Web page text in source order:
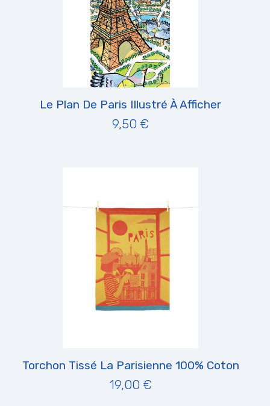
Le Plan De Paris Illustré À Afficher
9,50 €
Torchon Tissé La Parisienne 100% Coton
19,00 €